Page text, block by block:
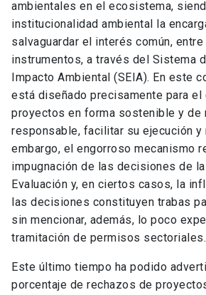
ambientales en el ecosistema,
institucionalidad ambiental la
salvaguardar el interés común,
instrumentos, a través del Sistema
Impacto Ambiental (SEIA). En este
está diseñado precisamente para
proyectos en forma sostenible y de
responsable, facilitar su ejecución y
embargo, el engorroso mecanismo
impugnación de las decisiones de
Evaluación y, en ciertos casos, la
las decisiones constituyen trabas
sin mencionar, además, lo poco
tramitación de permisos sectoriales.
Este último tiempo ha podido
porcentaje de rechazos de